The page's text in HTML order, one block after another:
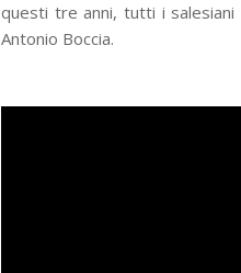
questi tre anni, tutti i salesiani
Antonio Boccia.